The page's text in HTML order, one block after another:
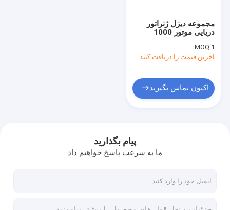
مجموعه دیزل ژنراتور
دریایی موتور 1000
گواهینامه CCS
MOQ:1
آخرین قیمت را دریافت کنید
اکنون تماس بگیرید
پیام بگذارید
ما به سرعت پاسخ خواهیم داد